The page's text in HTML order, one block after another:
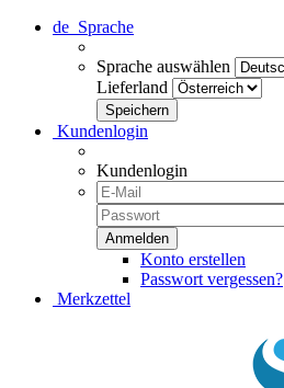
de Sprache
Sprache auswählen
Lieferland
Kundenlogin
Kundenlogin
Konto erstellen
Passwort vergessen?
Merkzettel